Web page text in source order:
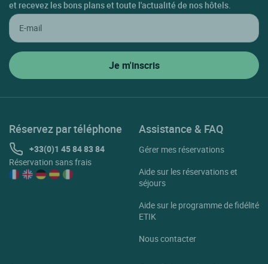
et recevez les bons plans et toute l'actualité de nos hôtels.
Réservez par téléphone
+33(0)1 45 84 83 84
Réservation sans frais
Assistance & FAQ
Gérer mes réservations
Aide sur les réservations et
séjours
Aide sur le programme de fidélité
ETIK
Nous contacter